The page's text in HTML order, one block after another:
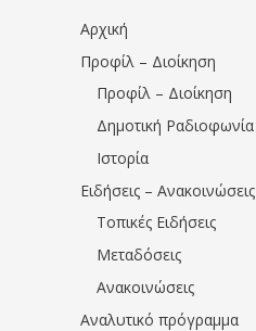
Αρχική
Προφίλ – Διοίκηση
Προφίλ – Διοίκηση
Δημοτική Ραδιοφωνία
Ιστορία
Ειδήσεις – Ανακοινώσεις
Τοπικές Ειδήσεις
Μεταδόσεις
Ανακοινώσεις
Αναλυτικό πρόγραμμα